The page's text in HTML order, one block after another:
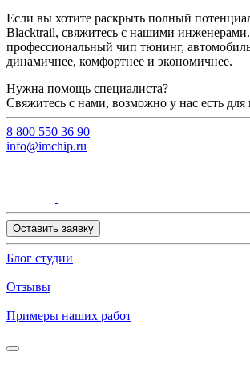
Если вы хотите раскрыть полный
Blacktrail, свяжитесь с нашими
профессиональный чип тюнинг,
динамичнее, комфортнее и экономичнее.
Нужна помощь специалиста?
Свяжитесь с нами, возможно у нас есть для
8 800 550 36 90
info@imchip.ru
Оставить заявку
Блог студии
Отзывы
Примеры наших работ